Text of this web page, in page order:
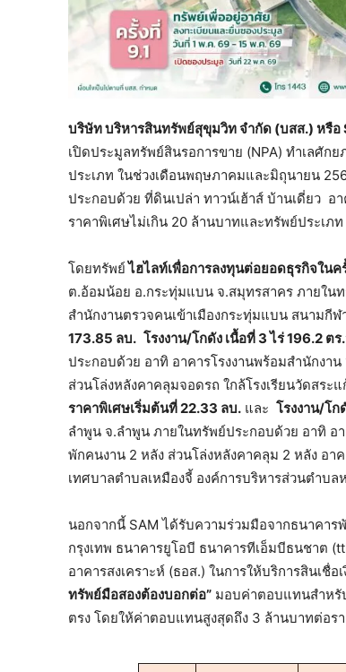
บริษัท บริหารสินทรัพย์สุขุมวิท จำกัด (บสส.) หรือ
เปิดประมูลทรัพย์สินรอการขาย (NPA) ทำเลศัก
ประเภท ในช่วงเดือนพฤษภาคมและมิถุนายน
ประกอบด้วย ที่ดินเปล่า ทาวน์เฮ้าส์ บ้านเดี่ยว
ราคาพิเศษไม่เกิน 20 ล้านบาทและทรัพย์ประเภ
โดยทรัพย์ไฮไลท์เพื่อการลงทุนต่อยอดธุรกิจในค
ต.อ้อมน้อย อ.กระทุ่มแบน จ.สมุทรสาคร ภายใน
สำนักงานตรวจคนเข้าเมืองกระทุ่มแบน สนามกี
173.85 ลบ. โรงงาน/โกดัง เนื้อที่ 3 ไร่ 196.2 ตร
ประกอบด้วย อาทิ อาคารโรงงานพร้อมสำนักง
ส่วนโล่งหลังคาคลุมจอดรถ ใกล้โรงเรียนวัดสร
ราคาพิเศษเริ่มต้นที่ 22.33 ลบ. และ โรงงาน/โก
ลำพูน จ.ลำพูน ภายในทรัพย์ประกอบด้วย อาทิ อ
พักคนงาน 2 หลัง ส่วนโล่งหลังคาคลุม 2 หลัง อา
เทศบาลตำบลเหมืองจี้ องค์การบริหารส่วนตำบล
นอกจากนี้ SAM ได้รับความร่วมมือจากธนาคา
กรุงเทพ ธนาคารยูโอบี ธนาคารทีเอ็มบีธนชาต
อาคารสงเคราะห์ (ธอส.) ในการให้บริการสินเ
ทรัพย์มือสองต้องบอกต่อ” มอบค่าตอบแทนสำหรั
ตรง โดยให้ค่าตอบแทนสูงสุดถึง 3 ล้านบาทต่อร